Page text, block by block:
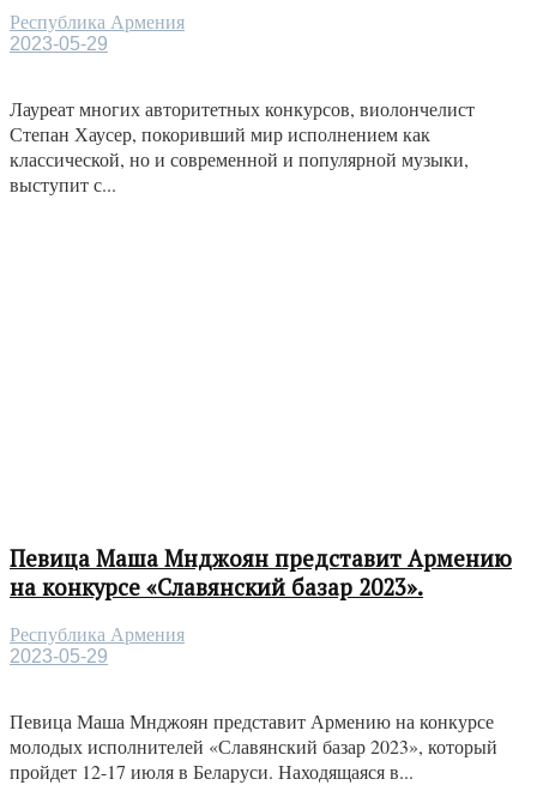
Республика Армения
2023-05-29
Лауреат многих авторитетных конкурсов, виолончелист
Степан Хаусер, покоривший мир исполнением как
классической, но и современной и популярной музыки,
выступит с...
Певица Маша Мнджоян представит Армению
на конкурсе «Славянский базар 2023».
Республика Армения
2023-05-29
Певица Маша Мнджоян представит Армению на конкурсе
молодых исполнителей «Славянский базар 2023», который
пройдет 12-17 июля в Беларуси. Находящаяся в...